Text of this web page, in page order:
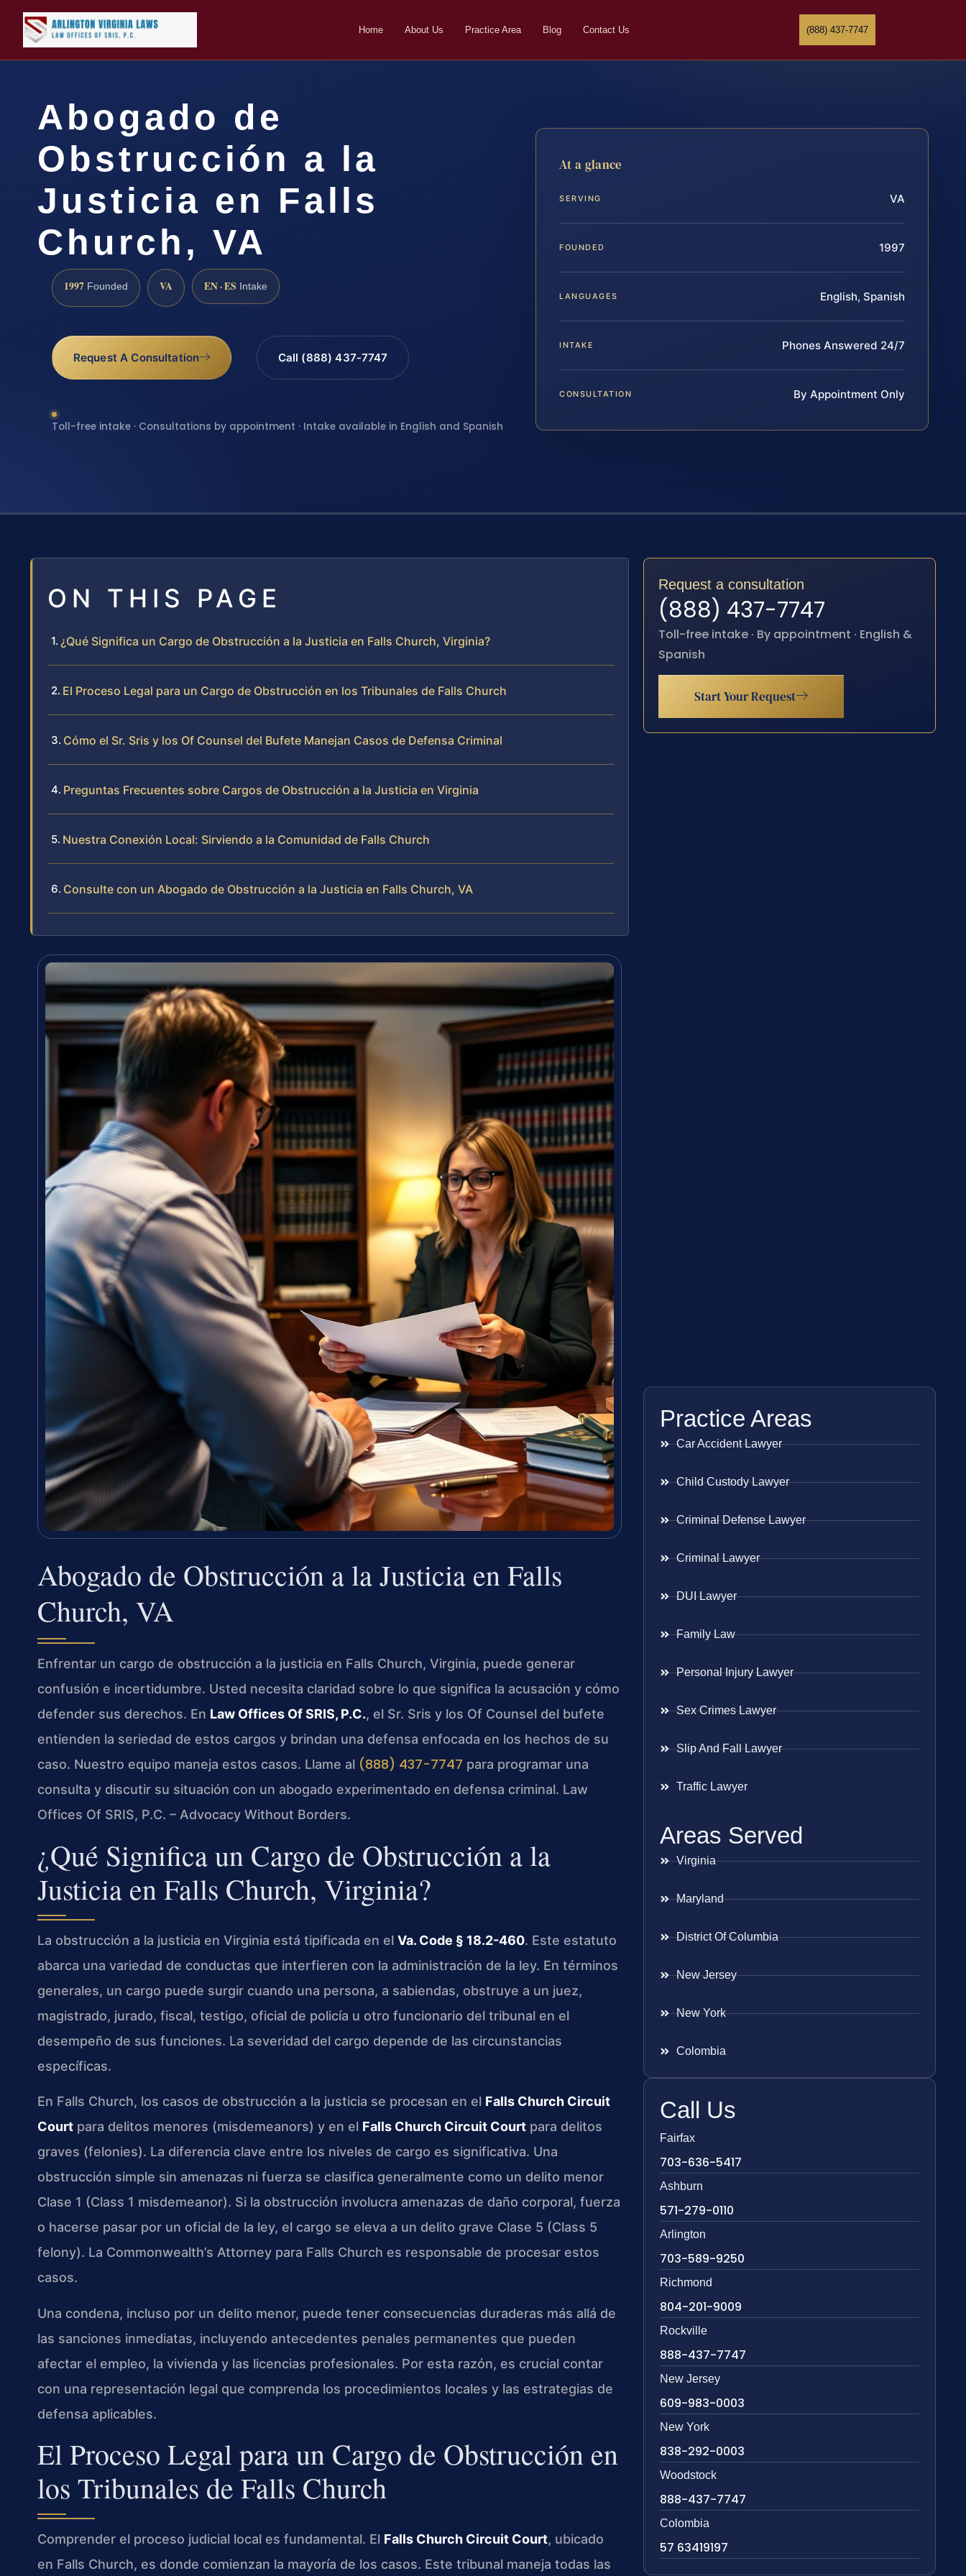
Home About Us Practice Area Blog Contact Us (888) 437-7747
Abogado de
Obstrucción a la
Justicia en Falls
Church, VA
1997 Founded VA EN · ES Intake
Request A Consultation Call (888) 437-7747
Toll-free intake · Consultations by appointment · Intake available in English and Spanish
At a glance
SERVING VA
FOUNDED 1997
LANGUAGES English, Spanish
INTAKE Phones Answered 24/7
CONSULTATION By Appointment Only
ON THIS PAGE
¿Qué Significa un Cargo de Obstrucción a la Justicia en Falls Church, Virginia?
El Proceso Legal para un Cargo de Obstrucción en los Tribunales de Falls Church
Cómo el Sr. Sris y los Of Counsel del Bufete Manejan Casos de Defensa Criminal
Preguntas Frecuentes sobre Cargos de Obstrucción a la Justicia en Virginia
Nuestra Conexión Local: Sirviendo a la Comunidad de Falls Church
Consulte con un Abogado de Obstrucción a la Justicia en Falls Church, VA
Abogado de Obstrucción a la Justicia en Falls
Church, VA
Enfrentar un cargo de obstrucción a la justicia en Falls Church, Virginia, puede generar
confusión e incertidumbre. Usted necesita claridad sobre lo que significa la acusación y cómo
defender sus derechos. En Law Offices Of SRIS, P.C., el Sr. Sris y los Of Counsel del bufete
entienden la seriedad de estos cargos y brindan una defensa enfocada en los hechos de su
caso. Nuestro equipo maneja estos casos. Llame al (888) 437-7747 para programar una
consulta y discutir su situación con un abogado experimentado en defensa criminal. Law
Offices Of SRIS, P.C. – Advocacy Without Borders.
¿Qué Significa un Cargo de Obstrucción a la
Justicia en Falls Church, Virginia?
La obstrucción a la justicia en Virginia está tipificada en el Va. Code § 18.2-460. Este estatuto
abarca una variedad de conductas que interfieren con la administración de la ley. En términos
generales, un cargo puede surgir cuando una persona, a sabiendas, obstruye a un juez,
magistrado, jurado, fiscal, testigo, oficial de policía u otro funcionario del tribunal en el
desempeño de sus funciones. La severidad del cargo depende de las circunstancias
específicas.
En Falls Church, los casos de obstrucción a la justicia se procesan en el Falls Church Circuit
Court para delitos menores (misdemeanors) y en el Falls Church Circuit Court para delitos
graves (felonies). La diferencia clave entre los niveles de cargo es significativa. Una
obstrucción simple sin amenazas ni fuerza se clasifica generalmente como un delito menor
Clase 1 (Class 1 misdemeanor). Si la obstrucción involucra amenazas de daño corporal, fuerza
o hacerse pasar por un oficial de la ley, el cargo se eleva a un delito grave Clase 5 (Class 5
felony). La Commonwealth’s Attorney para Falls Church es responsable de procesar estos
casos.
Una condena, incluso por un delito menor, puede tener consecuencias duraderas más allá de
las sanciones inmediatas, incluyendo antecedentes penales permanentes que pueden
afectar el empleo, la vivienda y las licencias profesionales. Por esta razón, es crucial contar
con una representación legal que comprenda los procedimientos locales y las estrategias de
defensa aplicables.
El Proceso Legal para un Cargo de Obstrucción en
los Tribunales de Falls Church
Comprender el proceso judicial local es fundamental. El Falls Church Circuit Court, ubicado
en Falls Church, es donde comienzan la mayoría de los casos. Este tribunal maneja todas las
Request a consultation
(888) 437-7747
Toll-free intake · By appointment · English &
Spanish
Start Your Request
Practice Areas
Car Accident Lawyer
Child Custody Lawyer
Criminal Defense Lawyer
Criminal Lawyer
DUI Lawyer
Family Law
Personal Injury Lawyer
Sex Crimes Lawyer
Slip And Fall Lawyer
Traffic Lawyer
Areas Served
Virginia
Maryland
District Of Columbia
New Jersey
New York
Colombia
Call Us
Fairfax
703-636-5417
Ashburn
571-279-0110
Arlington
703-589-9250
Richmond
804-201-9009
Rockville
888-437-7747
New Jersey
609-983-0003
New York
838-292-0003
Woodstock
888-437-7747
Colombia
57 63419197